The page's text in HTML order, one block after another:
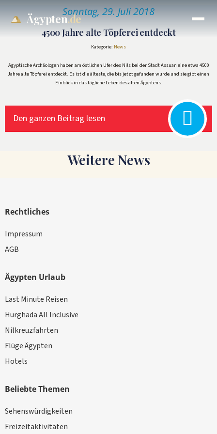
Ägypten.de
Sonntag, 29. Juli 2018
4500 Jahre alte Töpferei entdeckt
Kategorie: News
Ägyptische Archäologen haben am östlichen Ufer des Nils bei der Stadt Assuan eine etwa 4500
Jahre alte Töpferei entdeckt. Es ist die älteste, die bis jetzt gefunden wurde und sie gibt einen
Einblick in das tägliche Leben des alten Ägyptens.
Den ganzen Beitrag lesen
Weitere News
Rechtliches
Impressum
AGB
Ägypten Urlaub
Last Minute Reisen
Hurghada All Inclusive
Nilkreuzfahrten
Flüge Ägypten
Hotels
Beliebte Themen
Sehenswürdigkeiten
Freizeitaktivitäten